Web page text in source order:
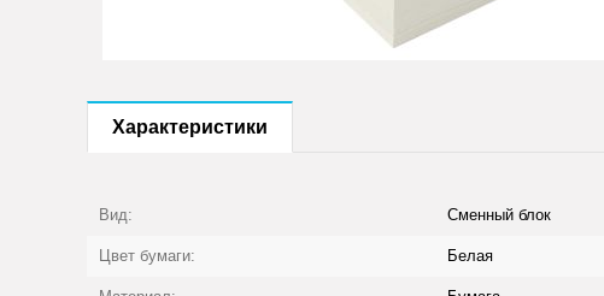
Характеристики
Вид: Сменный блок
Цвет бумаги: Белая